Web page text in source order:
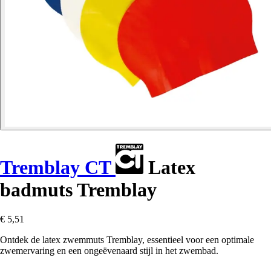
Tremblay CT
Latex
badmuts Tremblay
€ 5,51
Ontdek de latex zwemmuts Tremblay, essentieel voor een optimale
zwemervaring en een ongeëvenaard stijl in het zwembad.